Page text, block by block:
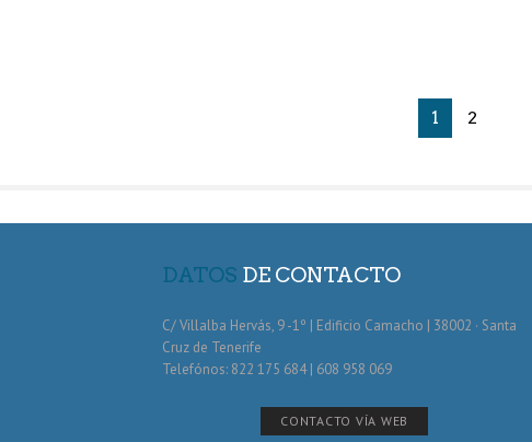
1 2
DATOS DE CONTACTO
C/ Villalba Hervás, 9 -1º | Edificio Camacho | 38002 · Santa
Cruz de Tenerife
Telefónos: 822 175 684 | 608 958 069
CONTACTO VÍA WEB